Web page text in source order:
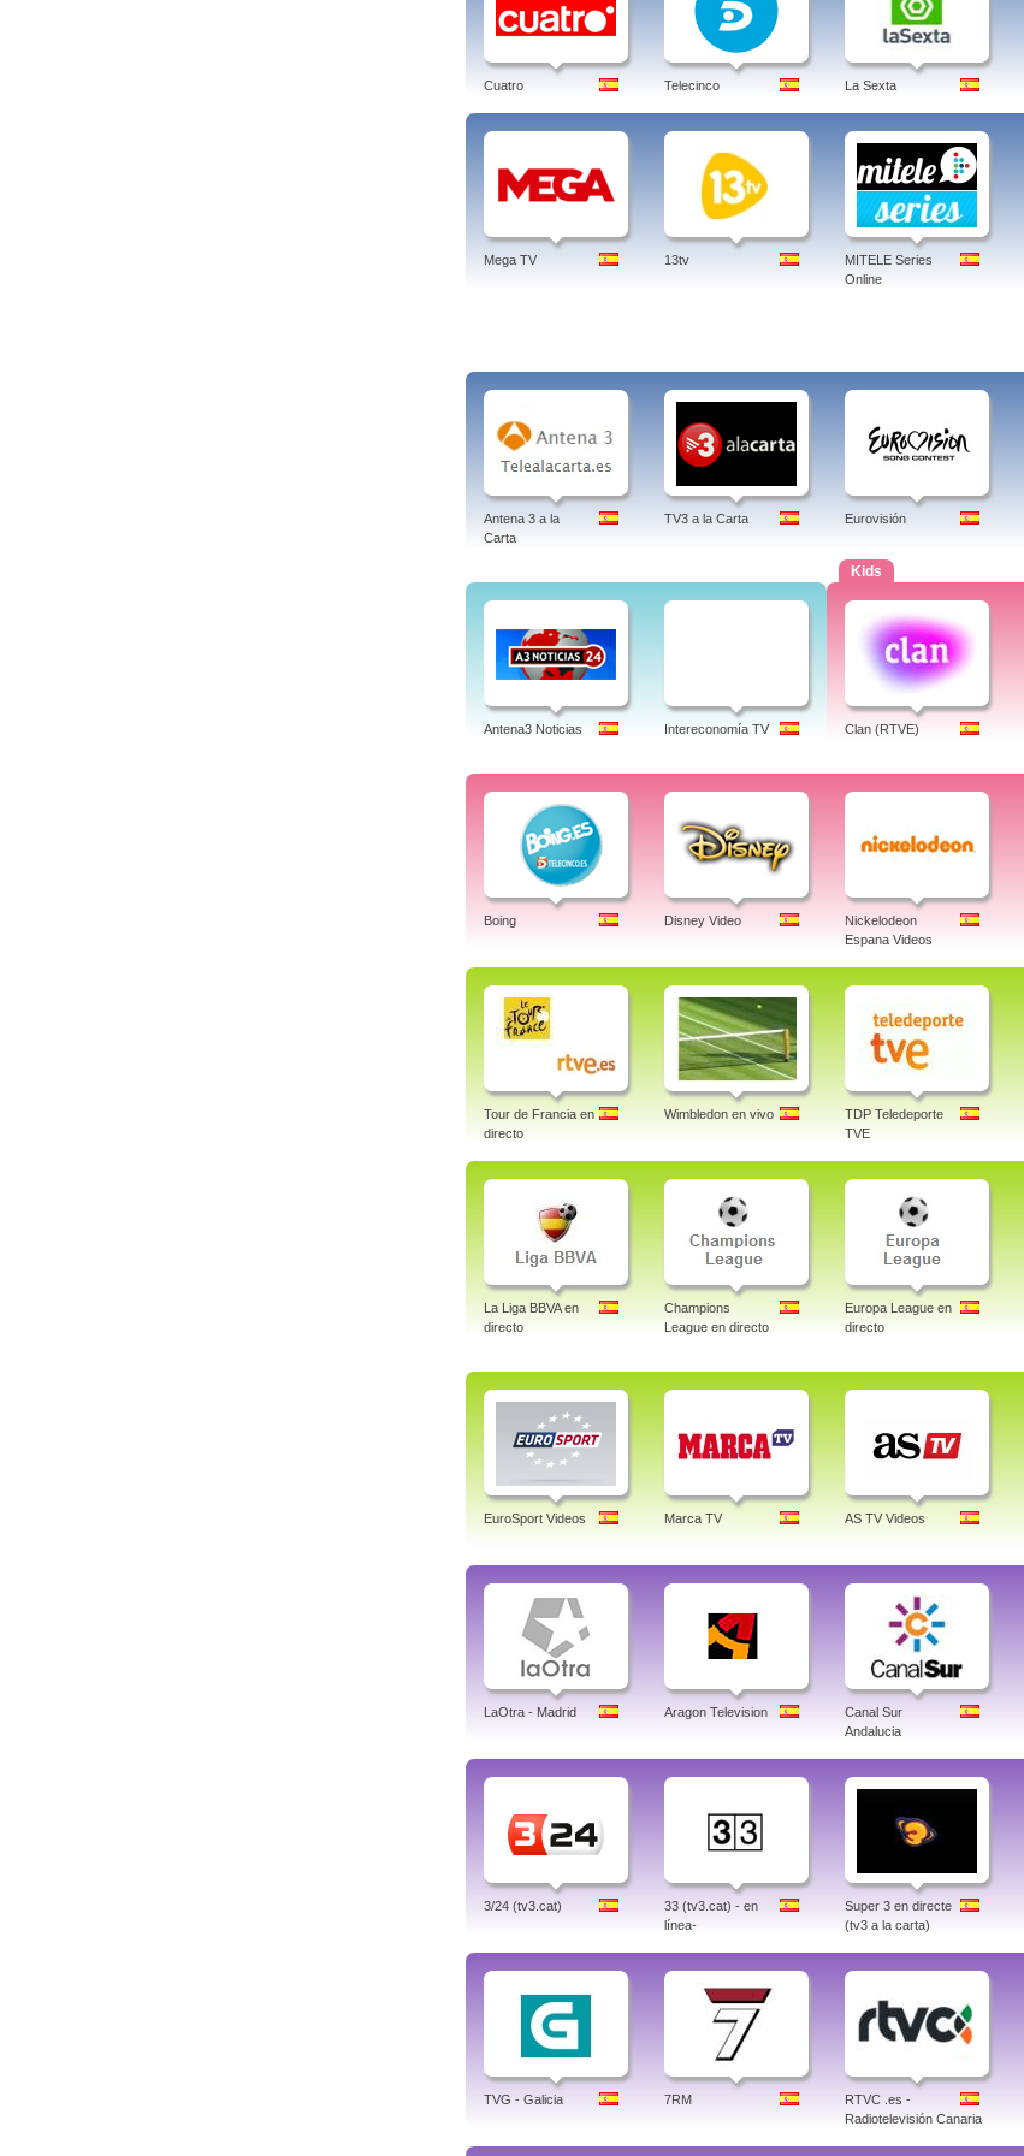
Cuatro Telecinco La Sexta
Mega TV 13tv
MITELE Series
Online
Antena 3 a la
Carta
TV3 a la Carta Eurovisión
Antena3 Noticias Intereconomía TV
Kids
Clan (RTVE)
Boing Disney Video
Nickelodeon
Espana Videos
Tour de Francia en
directo
Wimbledon en vivo
TDP Teledeporte
TVE
La Liga BBVA en
directo
Champions
League en directo
Europa League en
directo
EuroSport Videos Marca TV AS TV Videos
LaOtra - Madrid Aragon Television
Canal Sur
Andalucia
3/24 (tv3.cat)
33 (tv3.cat) - en
línea-
Super 3 en directe
(tv3 a la carta)
TVG - Galicia 7RM
RTVC .es -
Radiotelevisión Canaria